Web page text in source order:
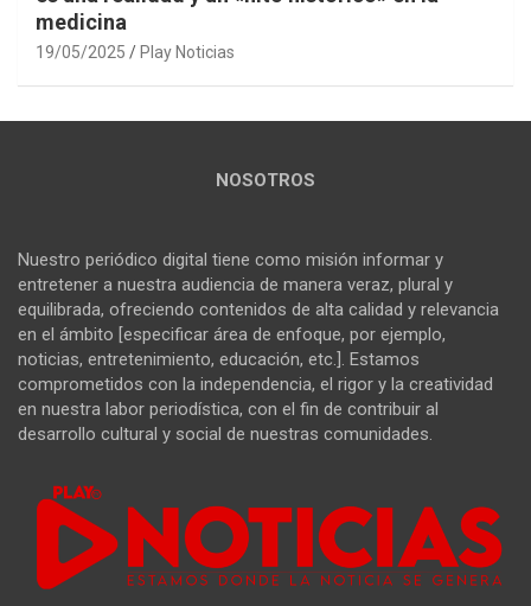
medicina
19/05/2025 Play Noticias
NOSOTROS
Nuestro periódico digital tiene como misión informar y
entretener a nuestra audiencia de manera veraz, plural y
equilibrada, ofreciendo contenidos de alta calidad y relevancia
en el ámbito [especificar área de enfoque, por ejemplo,
noticias, entretenimiento, educación, etc.]. Estamos
comprometidos con la independencia, el rigor y la creatividad
en nuestra labor periodística, con el fin de contribuir al
desarrollo cultural y social de nuestras comunidades.